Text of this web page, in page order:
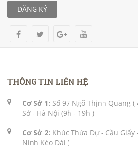
ĐĂNG KÝ
THÔNG TIN LIÊN HỆ
Cơ Sở 1: Số 97 Ngõ Thịnh Quang (
Sở - Hà Nội (9h - 19h )
Cơ Sở 2: Khúc Thừa Dự - Cầu
Ninh Kéo Dài )